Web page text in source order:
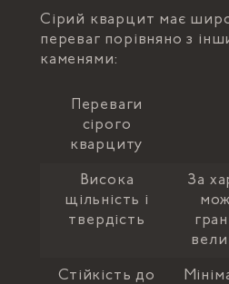
Сірий кварцит має
переваг порівняно з
каменями:
Переваги
сірого
кварциту
Висока
щільність і
твердість
За
Стійкість до